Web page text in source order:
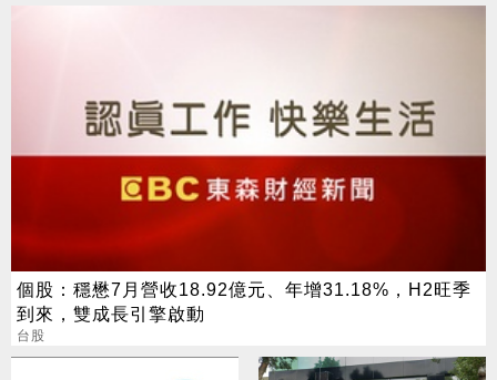
軌道
個股：穩懋7月營收18.92億元、年增31.18%，H2旺季
到來，雙成長引擎啟動
台股